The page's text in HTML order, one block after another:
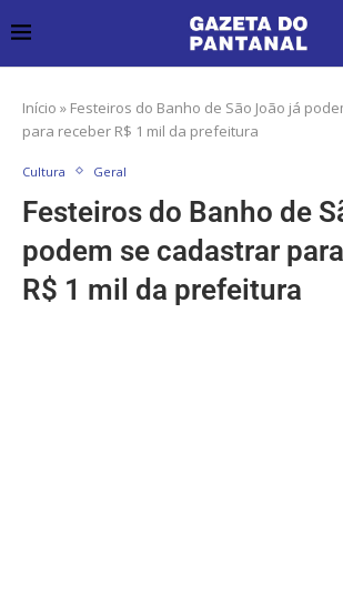
Início » Festeiros do Banho de São João já
para receber R$ 1 mil da prefeitura
Cultura Geral
Festeiros do Banho de
podem se cadastrar
R$ 1 mil da prefeitura